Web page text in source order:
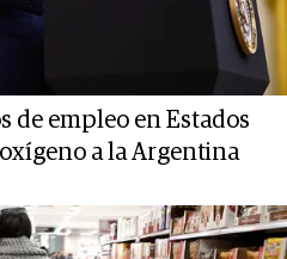
de empleo en Estados
a la Argentina